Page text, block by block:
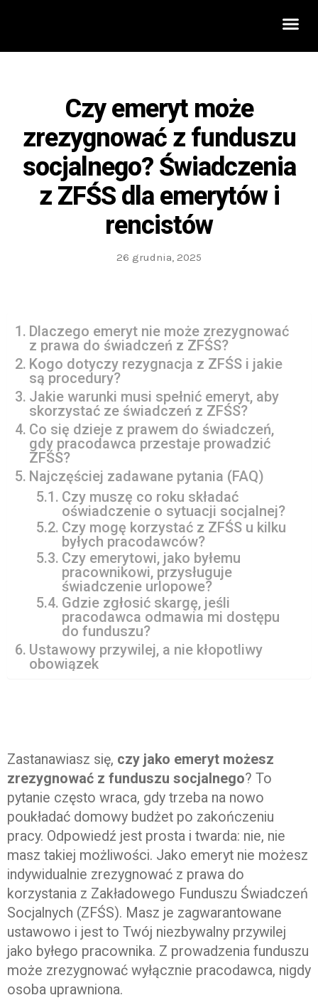
Czy emeryt może
zrezygnować z funduszu
socjalnego? Świadczenia
z ZFŚS dla emerytów i
rencistów
26 grudnia, 2025
Dlaczego emeryt nie może zrezygnować
z prawa do świadczeń z ZFŚS?
Kogo dotyczy rezygnacja z ZFŚS i jakie
są procedury?
Jakie warunki musi spełnić emeryt, aby
skorzystać ze świadczeń z ZFŚS?
Co się dzieje z prawem do świadczeń,
gdy pracodawca przestaje prowadzić
ZFŚS?
Najczęściej zadawane pytania (FAQ)
Czy muszę co roku składać
oświadczenie o sytuacji socjalnej?
Czy mogę korzystać z ZFŚS u kilku
byłych pracodawców?
Czy emerytowi, jako byłemu
pracownikowi, przysługuje
świadczenie urlopowe?
Gdzie zgłosić skargę, jeśli
pracodawca odmawia mi dostępu
do funduszu?
Ustawowy przywilej, a nie kłopotliwy
obowiązek
Zastanawiasz się, czy jako emeryt możesz
zrezygnować z funduszu socjalnego? To
pytanie często wraca, gdy trzeba na nowo
poukładać domowy budżet po zakończeniu
pracy. Odpowiedź jest prosta i twarda: nie, nie
masz takiej możliwości. Jako emeryt nie możesz
indywidualnie zrezygnować z prawa do
korzystania z Zakładowego Funduszu Świadczeń
Socjalnych (ZFŚS). Masz je zagwarantowane
ustawowo i jest to Twój niezbywalny przywilej
jako byłego pracownika. Z prowadzenia funduszu
może zrezygnować wyłącznie pracodawca, nigdy
osoba uprawniona.